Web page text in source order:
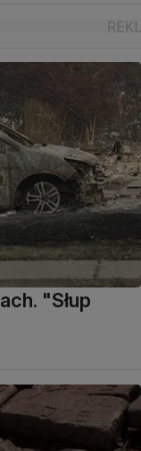
"Słup